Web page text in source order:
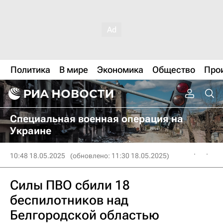
Политика В мире Экономика Общество
Специальная военная операция на
Украине
10:48 18.05.2025 (обновлено: 11:30 18.05.2025)
Силы ПВО сбили 18
беспилотников над
Белгородской областью